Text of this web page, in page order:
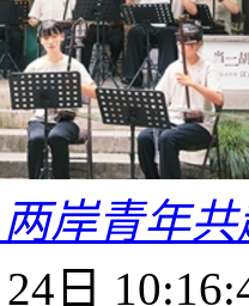
岸青年
日